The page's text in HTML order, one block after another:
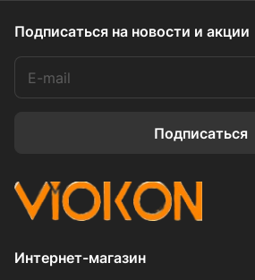
Подписаться на новости и акции
Подписаться
Интернет-магазин